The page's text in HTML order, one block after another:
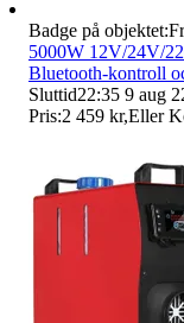
Badge på objektet:
5000W 12V/24V/
Bluetooth-kontroll
Sluttid22:35 9 aug
Pris:2 459 kr,Eller